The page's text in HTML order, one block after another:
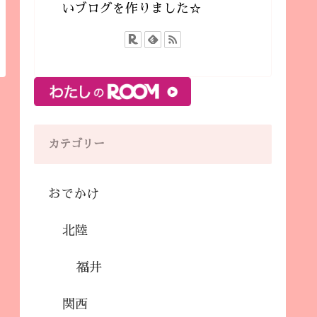
いブログを作りました☆
カテゴリー
おでかけ
北陸
福井
関西